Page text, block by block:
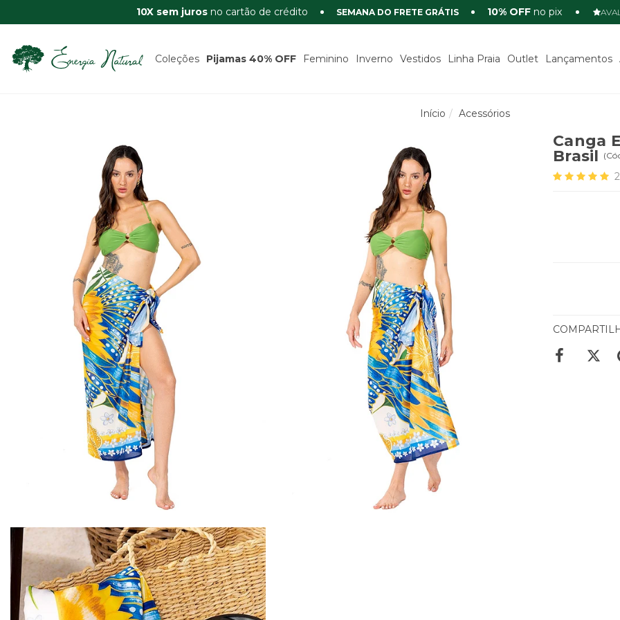
10X sem jurosno cartão de crédito SEMANA DO FRETE GRÁTIS 10% OFF no pix
Coleções Pijamas 40% OFF Feminino Inverno Vestidos Linha Praia Outlet Lançamentos
Início Acessórios
Canga
Brasil (
2